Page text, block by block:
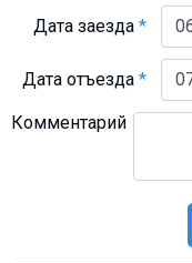
Дата заезда*
Дата отъезда*
Комментарий